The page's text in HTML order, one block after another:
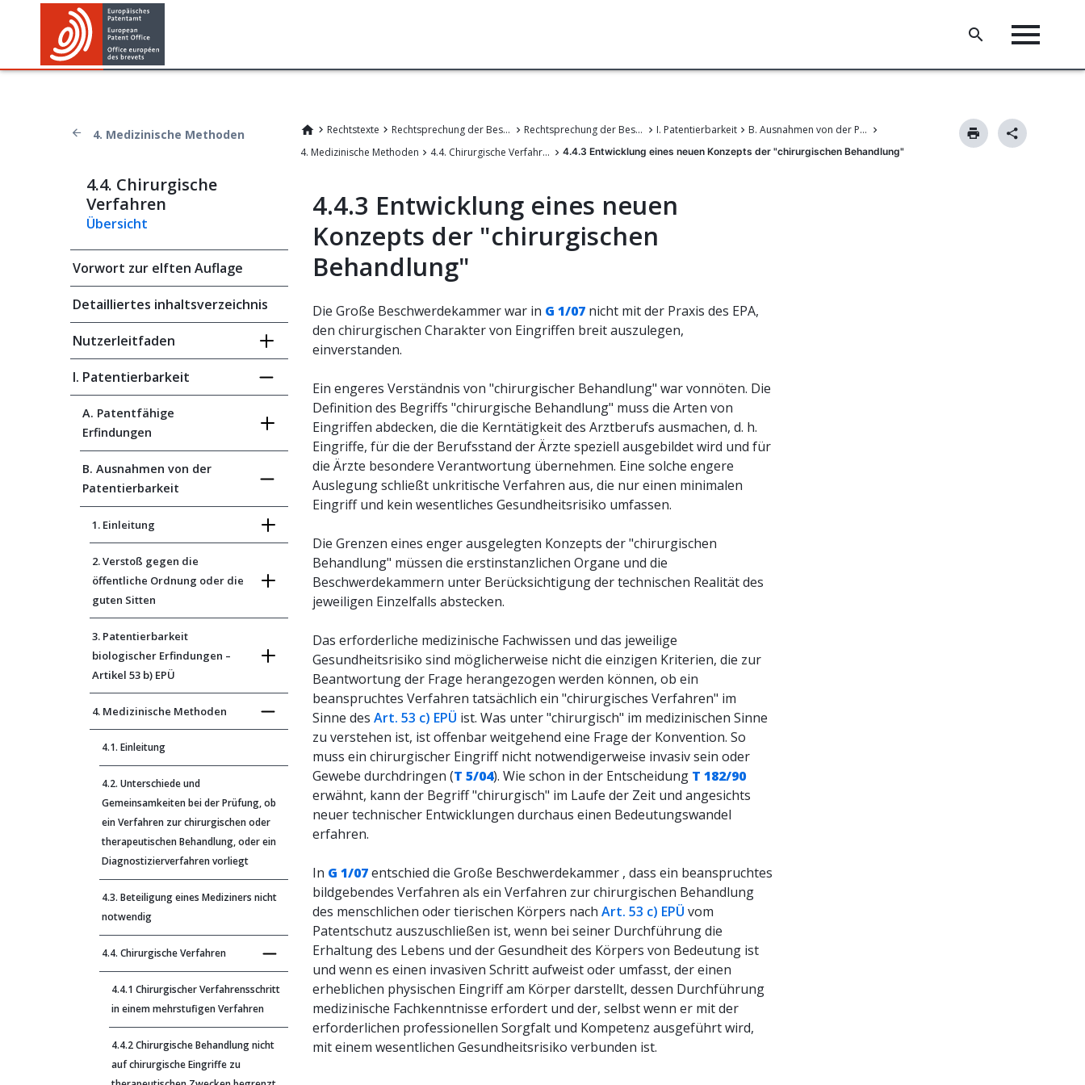
4. Medizinische Methoden Rechtstexte Rechtsprechung der Beschwerdekammern des EPA Rechtsprechung der Beschwerdekammern des Europäischen Patentamts I. Patentierbarkeit
B. Ausnahmen von der Patentierbarkeit
4. Medizinische Methoden
4.4. Chirurgische Verfahren 4.4.3 Entwicklung eines neuen Konzepts der "chirurgischen Behandlung"
4.4. Chirurgische
Verfahren
Übersicht
Vorwort zur elften Auflage
Detailliertes inhaltsverzeichnis
Nutzerleitfaden
I. Patentierbarkeit
A. Patentfähige
Erfindungen
B. Ausnahmen von der
Patentierbarkeit
1. Einleitung
2. Verstoß gegen die
öffentliche Ordnung oder die
guten Sitten
3. Patentierbarkeit
biologischer Erfindungen –
Artikel 53 b) EPÜ
4. Medizinische Methoden
4.1. Einleitung
4.2. Unterschiede und
Gemeinsamkeiten bei der Prüfung, ob
ein Verfahren zur chirurgischen oder
therapeutischen Behandlung, oder ein
Diagnostizierverfahren vorliegt
4.3. Beteiligung eines Mediziners nicht
notwendig
4.4. Chirurgische Verfahren
4.4.1 Chirurgischer Verfahrensschritt
in einem mehrstufigen Verfahren
4.4.2 Chirurgische Behandlung nicht
auf chirurgische Eingriffe zu
4.4.3 Entwicklung eines neuen
Konzepts der "chirurgischen
Behandlung"
Die Große Beschwerdekammer war in G 1/07 nicht mit der Praxis des EPA,
den chirurgischen Charakter von Eingriffen breit auszulegen,
einverstanden.
Ein engeres Verständnis von "chirurgischer Behandlung" war vonnöten. Die
Definition des Begriffs "chirurgische Behandlung" muss die Arten von
Eingriffen abdecken, die die Kerntätigkeit des Arztberufs ausmachen, d. h.
Eingriffe, für die der Berufsstand der Ärzte speziell ausgebildet wird und für
die Ärzte besondere Verantwortung übernehmen. Eine solche engere
Auslegung schließt unkritische Verfahren aus, die nur einen minimalen
Eingriff und kein wesentliches Gesundheitsrisiko umfassen.
Die Grenzen eines enger ausgelegten Konzepts der "chirurgischen
Behandlung" müssen die erstinstanzlichen Organe und die
Beschwerdekammern unter Berücksichtigung der technischen Realität des
jeweiligen Einzelfalls abstecken.
Das erforderliche medizinische Fachwissen und das jeweilige
Gesundheitsrisiko sind möglicherweise nicht die einzigen Kriterien, die zur
Beantwortung der Frage herangezogen werden können, ob ein
beanspruchtes Verfahren tatsächlich ein "chirurgisches Verfahren" im
Sinne des Art. 53 c) EPÜ ist. Was unter "chirurgisch" im medizinischen Sinne
zu verstehen ist, ist offenbar weitgehend eine Frage der Konvention. So
muss ein chirurgischer Eingriff nicht notwendigerweise invasiv sein oder
Gewebe durchdringen (T 5/04). Wie schon in der Entscheidung T 182/90
erwähnt, kann der Begriff "chirurgisch" im Laufe der Zeit und angesichts
neuer technischer Entwicklungen durchaus einen Bedeutungswandel
erfahren.
In G 1/07entschied die Große Beschwerdekammer , dass ein beanspruchtes
bildgebendes Verfahren als ein Verfahren zur chirurgischen Behandlung
des menschlichen oder tierischen Körpers nach Art. 53 c) EPÜ vom
Patentschutz auszuschließen ist, wenn bei seiner Durchführung die
Erhaltung des Lebens und der Gesundheit des Körpers von Bedeutung ist
und wenn es einen invasiven Schritt aufweist oder umfasst, der einen
erheblichen physischen Eingriff am Körper darstellt, dessen Durchführung
medizinische Fachkenntnisse erfordert und der, selbst wenn er mit der
erforderlichen professionellen Sorgfalt und Kompetenz ausgeführt wird,
mit einem wesentlichen Gesundheitsrisiko verbunden ist.